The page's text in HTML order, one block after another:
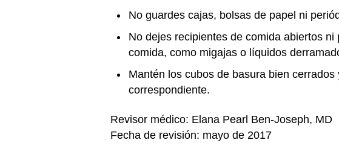
No guardes cajas, bolsas de papel ni
No dejes recipientes de comida abiertos
comida, como migajas o líquidos
Mantén los cubos de basura bien
correspondiente.
Revisor médico: Elana Pearl Ben-Joseph, MD
Fecha de revisión: mayo de 2017